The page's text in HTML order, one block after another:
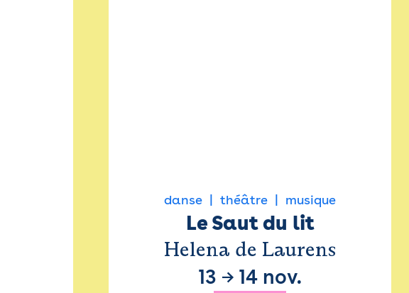
danse théâtre musique
Le Saut du lit
Helena de Laurens
13 → 14 nov.